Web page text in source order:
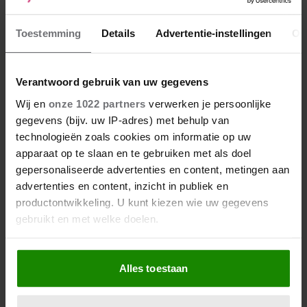
Toestemming Details Advertentie-instellingen
Verantwoord gebruik van uw gegevens
Wij en onze 1022 partners verwerken je persoonlijke
gegevens (bijv. uw IP-adres) met behulp van
technologieën zoals cookies om informatie op uw
apparaat op te slaan en te gebruiken met als doel
gepersonaliseerde advertenties en content, metingen aan
advertenties en content, inzicht in publiek en
productontwikkeling. U kunt kiezen wie uw gegevens
gebruikt en met welke doelen.
Als u het toestaat, willen we ook graag:
Informatie verzamelen over uw geografische locatie,
die tot een paar meter nauwkeurig kan zijn
Alles toestaan
Reactie*